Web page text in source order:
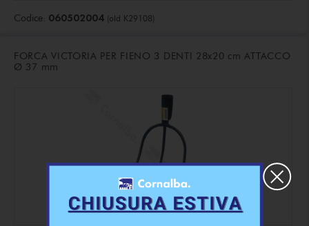
Codice: 060502004 (old K29108)
FORCA VICTORIA PER FIENO 3 DENTI 28x20 cm ATTACCO
Ø 37 mm
×